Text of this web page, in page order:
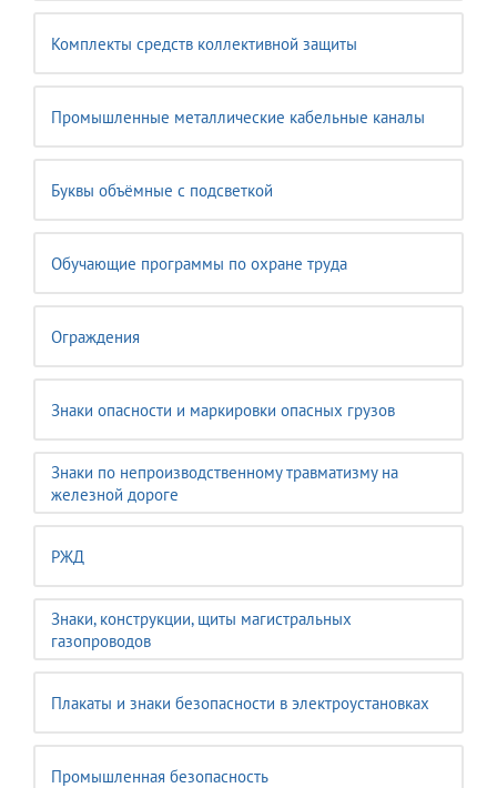
Комплекты средств коллективной защиты
Промышленные металлические кабельные каналы
Буквы объёмные с подсветкой
Обучающие программы по охране труда
Ограждения
Знаки опасности и маркировки опасных грузов
Знаки по непроизводственному травматизму на
железной дороге
РЖД
Знаки, конструкции, щиты магистральных
газопроводов
Плакаты и знаки безопасности в электроустановках
Промышленная безопасность